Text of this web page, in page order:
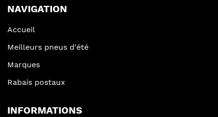
NAVIGATION
Accueil
Meilleurs pneus d'été
Marques
Rabais postaux
INFORMATIONS